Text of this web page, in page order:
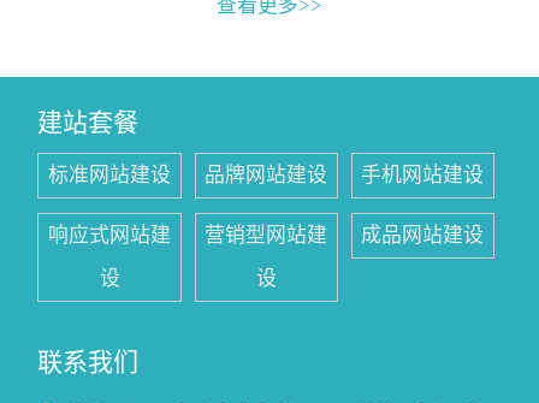
查看更多>>
建站套餐
标准网站建设 品牌网站建设 手机网站建设
响应式网站建
设
营销型网站建
设
成品网站建设
联系我们